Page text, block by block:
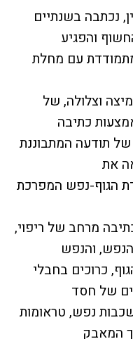
נכתבה בשנתיים
והפגיע
עם מחלת
וצלולה, של
כתיבה
תודעה המתבוננת
את
הגוף-נפש המפרכת
מרחב של ריפוי,
והנפש
כרוכים בחבלי
של חסד
נפש, טראומות
המאבק